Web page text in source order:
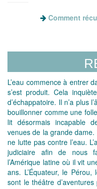
Comment
L’eau commence à entrer
s’est produit. Cela
d’échappatoire. Il n’a plus
bouillonner comme une
lit désormais incapable
venues de la grande
ne lutte pas contre l’eau.
judiciaire afin de nous
l’Amérique latine où il vit
ans. L’Équateur, le
sont le théâtre